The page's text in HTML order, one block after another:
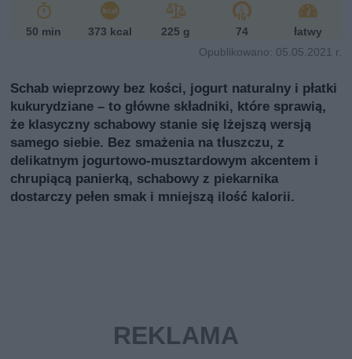
50 min 373 kcal 225 g 74
łatwy
Opublikowano: 05.05.2021 r.
Schab wieprzowy bez kości, jogurt naturalny i płatki
kukurydziane – to główne składniki, które sprawią,
że klasyczny schabowy stanie się lżejszą wersją
samego siebie. Bez smażenia na tłuszczu, z
delikatnym jogurtowo-musztardowym akcentem i
chrupiącą panierką, schabowy z piekarnika
dostarczy pełen smak i mniejszą ilość kalorii.